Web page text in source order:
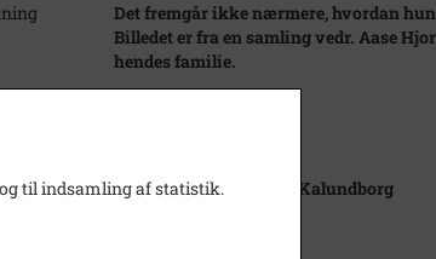
Det fremgår ikke nærmere, hvordan
Billedet er fra en samling vedr. Aase
hendes familie.
Jacob Topp, Møllegade Kalundborg
til indsamling af statistik.